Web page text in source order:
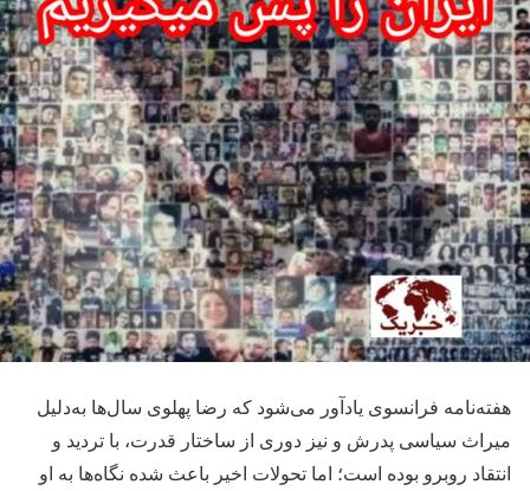
هفته‌نامه فرانسوی یادآور می‌شود که رضا پهلوی سال‌ها به‌دلیل
میراث سیاسی پدرش و نیز دوری از ساختار قدرت، با تردید و
انتقاد روبرو بوده است؛ اما تحولات اخیر باعث شده نگاه‌ها به او